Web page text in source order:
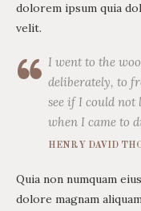
dolorem ipsum quia
velit.
I went to the
deliberately, to
see if I could
when I came to
HENRY DAVID
Quia non numquam
dolore magnam